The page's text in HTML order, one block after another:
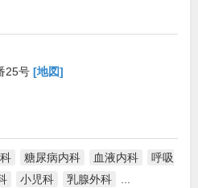
25号 [地図]
糖尿病内科 血液内科
呼吸
小児科 乳腺外科